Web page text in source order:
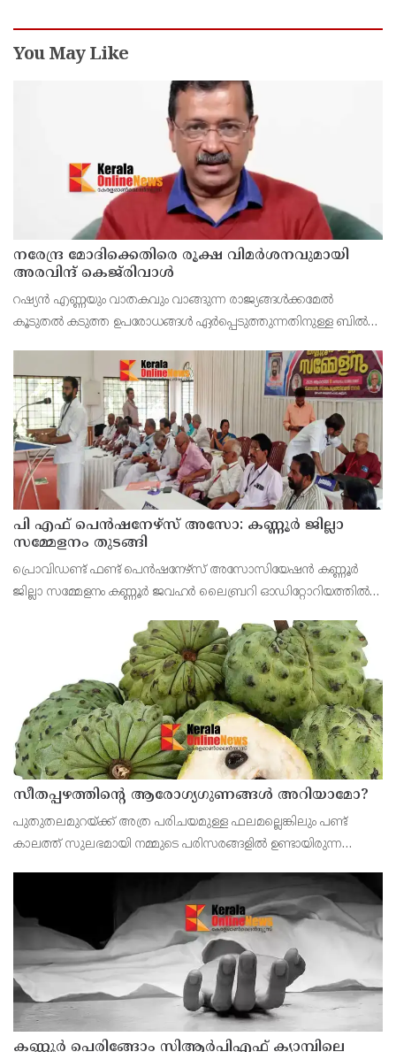
You May Like
നരേന്ദ്ര മോദിക്കെതിരെ രൂക്ഷ വിമർശനവുമായി
അരവിന്ദ് കെജ്‌രിവാൾ
റഷ്യൻ എണ്ണയും വാതകവും വാങ്ങുന്ന രാജ്യങ്ങൾക്കമേൽ
കൂടുതൽ കടുത്ത ഉപരോധങ്ങൾ ഏർപ്പെടുത്തുന്നതിനുള്ള ബിൽ
ഇന്ത്യൻ പ്രധാനമന്ത്രി നരേന്ദ്ര മോദിക്കെതിരെ രൂക്ഷ
പി എഫ് പെൻഷനേഴ്സ് അസോ: കണ്ണൂർ ജില്ലാ
സമ്മേളനം തുടങ്ങി
പ്രൊവിഡണ്ട് ഫണ്ട് പെൻഷനേഴ്സ് അസോസിയേഷൻ കണ്ണൂർ
ജില്ലാ സമ്മേളനം കണ്ണൂർ ജവഹർ ലൈബ്രറി ഓഡിറ്റോറിയത്തിൽ
ഭരതൻ അദ്ധ്യക്ഷത വഹിച്ചു.
സീതപ്പഴത്തിന്റെ ആരോഗ്യഗുണങ്ങൾ അറിയാമോ?
പുതുതലമുറയ്ക്ക് അത്ര പരിചയമുള്ള ഫലമല്ലെങ്കിലും പണ്ട്
കാലത്ത് സുലഭമായി നമ്മുടെ പരിസരങ്ങളിൽ ഉണ്ടായിരുന്ന
ആസ്ത്മ അടക്കമുള്ള പ്രശ്‌നങ്ങൾക്കും സീതപ്പഴം ഗുണകര
കണ്ണൂര്‍ പെരിങ്ങോം സിആര്‍പിഎഫ് ക്യാമ്പിലെ